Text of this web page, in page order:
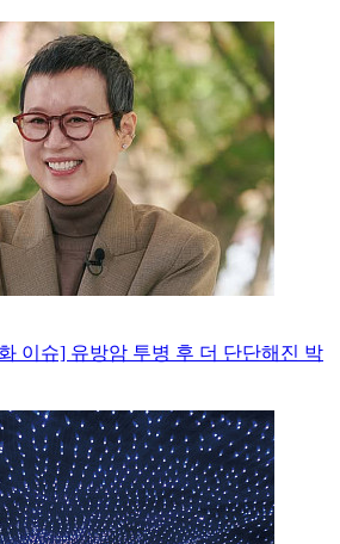
이슈] 유방암 투병 후 더 단단해진 박